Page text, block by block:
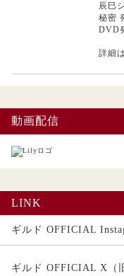
辰巳
秘密
DVD
詳細
動画配信
LINK
ギルド OFFICIAL
ギルド OFFICIAL X（